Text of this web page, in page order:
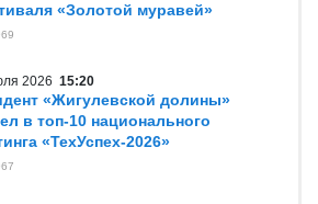
«Золотой муравей»
2026 15:20
«Жигулевской долины»
в топ-10 национального
«ТехУспех-2026»